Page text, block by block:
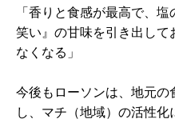
「香りと食感が最高で、
笑い』の甘味を引き出し
なくなる」
今後もローソンは、地元の
し、マチ（地域）の活性化